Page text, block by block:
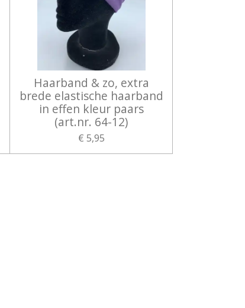
Haarband & zo, extra
brede elastische haarband
in effen kleur paars
(art.nr. 64-12)
€ 5,95